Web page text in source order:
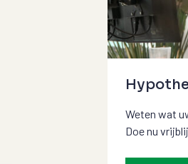
Weten wat
Doe nu